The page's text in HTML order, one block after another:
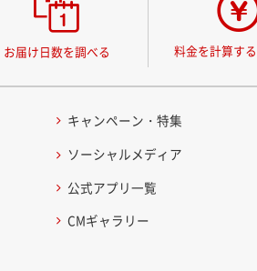
お届け日数を調べる 料金を計算す
キャンペーン・特集
ソーシャルメディア
公式アプリ一覧
CMギャラリー